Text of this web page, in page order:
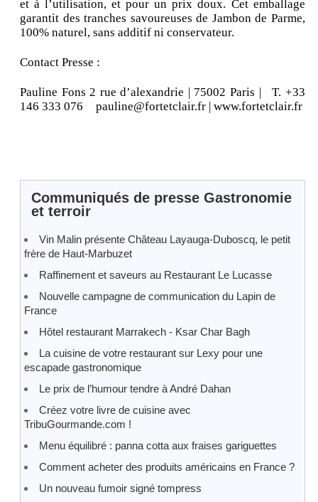
et à l’utilisation, et pour un prix doux. Cet emballage
garantit des tranches savoureuses de Jambon de Parme,
100% naturel, sans additif ni conservateur.
Contact Presse :
Pauline Fons 2 rue d’alexandrie | 75002 Paris | T. +33
146 333 076 pauline@fortetclair.fr | www.fortetclair.fr
Communiqués de presse Gastronomie
et terroir
Vin Malin présente Château Layauga-Duboscq, le petit
frère de Haut-Marbuzet
Raffinement et saveurs au Restaurant Le Lucasse
Nouvelle campagne de communication du Lapin de
France
Hôtel restaurant Marrakech - Ksar Char Bagh
La cuisine de votre restaurant sur Lexy pour une
escapade gastronomique
Le prix de l’humour tendre à André Dahan
Créez votre livre de cuisine avec
TribuGourmande.com !
Menu équilibré : panna cotta aux fraises gariguettes
Comment acheter des produits américains en France ?
Un nouveau fumoir signé tompress